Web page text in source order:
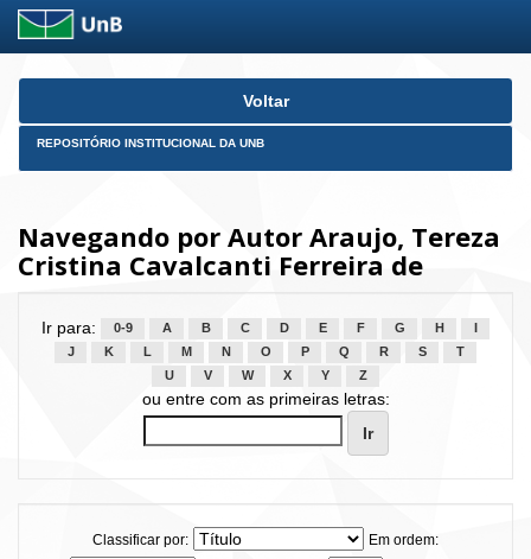
Skip
Voltar
REPOSITÓRIO INSTITUCIONAL DA UNB
Navegando por Autor Araujo, Tereza
Cristina Cavalcanti Ferreira de
Ir para: 0-9 A B C D E F G H
J
K L M N O P Q R S
T
U
V W X Y Z
ou entre com as primeiras letras:
Classificar por:
Em ordem: